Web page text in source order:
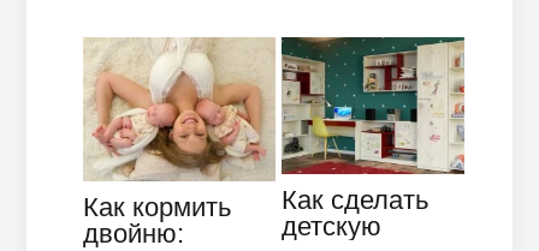
отличия
бесплатно и
платно
Как кормить
двойню:
Как сделать
детскую